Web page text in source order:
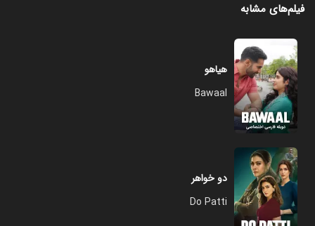
فیلم‌های مشابه
هیاهو
Bawaal
دو خواهر
Do Patti